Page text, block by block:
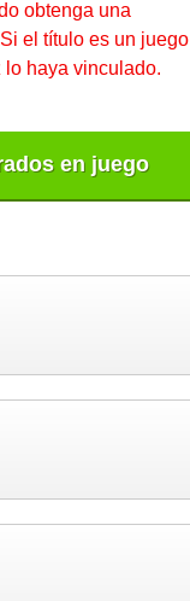
obtenga una
el título es un juego
haya vinculado.
en juego